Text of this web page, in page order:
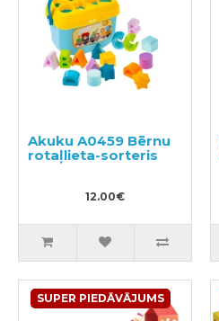
Akuku A0459 Bērnu
rotaļlieta-sorteris
12.00€
SUPER PIEDĀVĀJUMS